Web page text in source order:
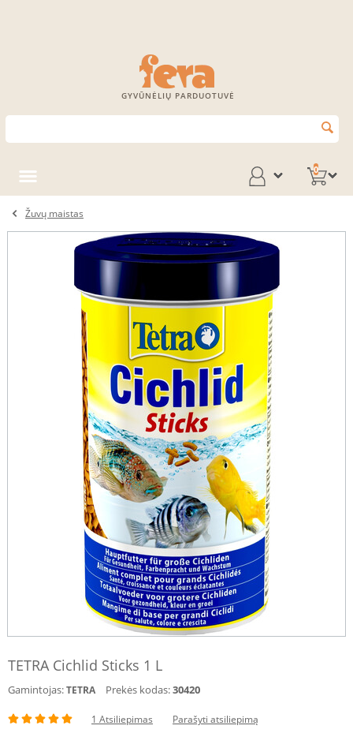
GYVŪNĖLIŲ PARDUOTUVĖ
0
Žuvų maistas
TETRA Cichlid Sticks 1 L
Gamintojas:TETRA Prekės kodas:30420
1 Atsiliepimas Parašyti atsiliepimą